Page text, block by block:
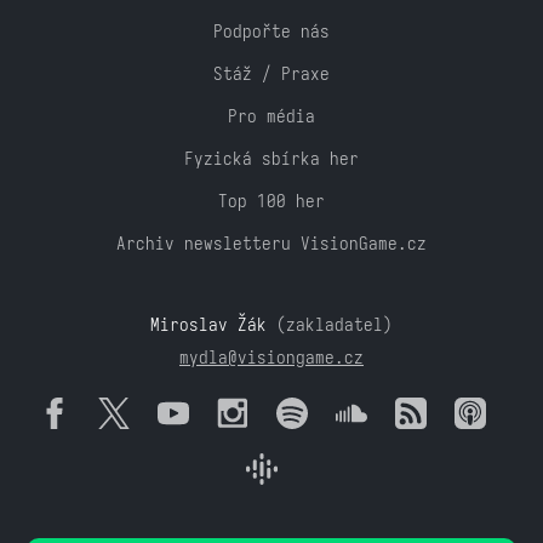
Podpořte nás
Stáž / Praxe
Pro média
Fyzická sbírka her
Top 100 her
Archiv newsletteru VisionGame.cz
Miroslav Žák (zakladatel)
mydla@visiongame.cz